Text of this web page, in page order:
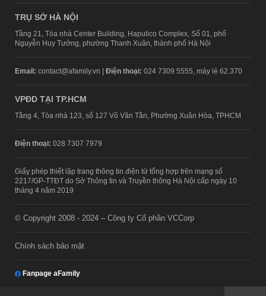
TRỤ SỞ HÀ NỘI
Tầng 21, Tòa nhà Center Building, Hapulico Complex, Số 01, phố
Nguyễn Huy Tưởng, phường Thanh Xuân, thành phố Hà Nội
Email: contact@afamily.vn | Điện thoại: 024 7309 5555, máy lẻ 62.370
VPĐD TẠI TP.HCM
Tầng 4, Tòa nhà 123, số 127 Võ Văn Tần, Phường Xuân Hòa, TPHCM
Điện thoại: 028 7307 7979
Giấy phép thiết lập trang thông tin điện tử tổng hợp trên mạng số
2217/GP-TTĐT do Sở Thông tin và Truyền thông Hà Nội cấp ngày 10
tháng 4 năm 2019
© Copyright 2008 - 2024 – Công ty Cổ phần VCCorp
Chính sách bảo mật
Fanpage aFamily